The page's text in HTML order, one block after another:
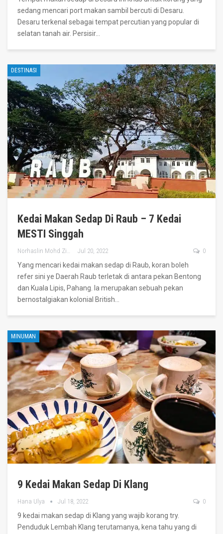
sedang mencari port makan sambil bercuti di Desaru.
Desaru terkenal sebagai tempat percutian yang popular di
selatan tanah air. Persisir…
DESTINASI
Kedai Makan Sedap Di Raub – 7 Kedai
MESTI Singgah
Jul 20, 2022 0
Yang mencari kedai makan sedap di Raub, koran boleh
refer sini ye Daerah Raub terletak di antara pekan Bentong
dan Kuala Lipis, Pahang. Ia merupakan sebuah pekan
bernostalgiakan kolonial British
MINUMAN
9 Kedai Makan Sedap Di Klang
Hana Ulya Jul 18, 2022 0
9 kedai makan sedap di Klang yang wajib korang try.
Penduduk Lembah Klang terutamanya, kena tahu yang di